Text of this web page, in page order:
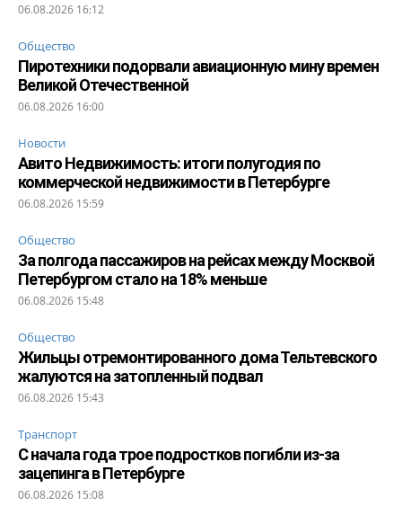
06.08.2026 16:12
Общество
Пиротехники подорвали авиационную мину времен
Великой Отечественной
06.08.2026 16:00
Новости
Авито Недвижимость: итоги полугодия по
коммерческой недвижимости в Петербурге
06.08.2026 15:59
Общество
За полгода пассажиров на рейсах между Москвой
Петербургом стало на 18% меньше
06.08.2026 15:48
Общество
Жильцы отремонтированного дома Тельтевского
жалуются на затопленный подвал
06.08.2026 15:43
Транспорт
С начала года трое подростков погибли из-за
зацепинга в Петербурге
06.08.2026 15:08